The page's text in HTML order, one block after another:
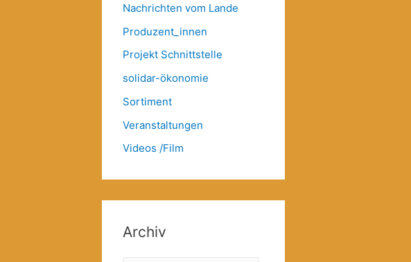
Nachrichten vom Lande
Produzent_innen
Projekt Schnittstelle
solidar-ökonomie
Sortiment
Veranstaltungen
Videos /Film
Archiv